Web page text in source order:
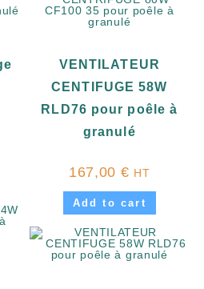
VENTILATEUR
CENTIFUGE 58W
RLD76 pour poêle à
granulé
167,00 € HT
Add to cart